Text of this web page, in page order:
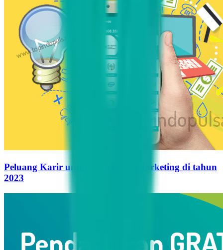
Peluang Karir untuk Influencer Marketing di tahun
2023